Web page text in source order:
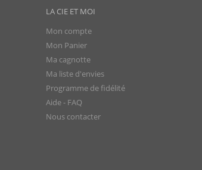
LA CIE ET MOI
Mon compte
Mon Panier
Ma cagnotte
Ma liste d'envies
Programme de fidélité
Aide - FAQ
Nous contacter